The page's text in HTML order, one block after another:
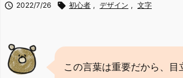
 2022/7/26  初心者 , デザイン , 文字
この言葉は重要だから、目